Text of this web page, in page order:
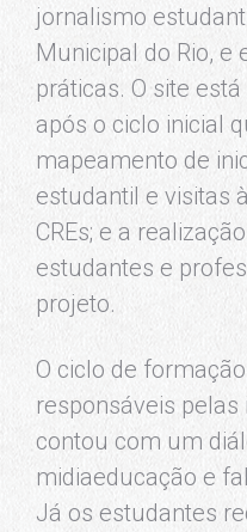
jornalismo
Municipal do Rio, e
práticas. O site
após o ciclo inicial
mapeamento de
estudantil e visitas
CREs; e a
estudantes e
projeto.
O ciclo de
responsáveis
contou com um
midiaeducação e
Já os estudantes